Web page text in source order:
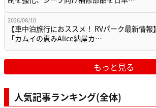
2026/08/10
【車中泊旅行におススメ！ RVパーク最新情報】
「カムイの恵みAlice納屋カ…
もっと見る
人気記事ランキング(全体)